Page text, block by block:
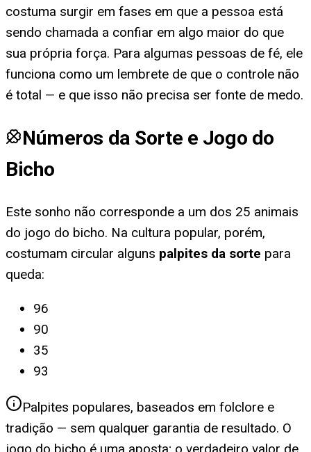
costuma surgir em fases em que a pessoa está
sendo chamada a confiar em algo maior do que
sua própria força. Para algumas pessoas de fé, ele
funciona como um lembrete de que o controle não
é total — e que isso não precisa ser fonte de medo.
Números da Sorte e Jogo do
Bicho
Este sonho não corresponde a um dos 25 animais
do jogo do bicho. Na cultura popular, porém,
costumam circular alguns palpites da sorte para
queda:
96
90
35
93
Palpites populares, baseados em folclore e
tradição — sem qualquer garantia de resultado. O
jogo do bicho é uma aposta; o verdadeiro valor de